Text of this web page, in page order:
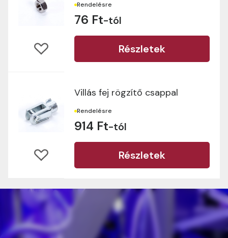
Rendelésre
76 Ft-tól
Részletek
Villás fej rögzítő csappal
Rendelésre
914 Ft-tól
Részletek